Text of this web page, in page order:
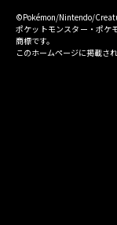
©Pokémon/Nintendo/
ポケットモンスター・ポケ
商標です。
このホームページに掲載さ